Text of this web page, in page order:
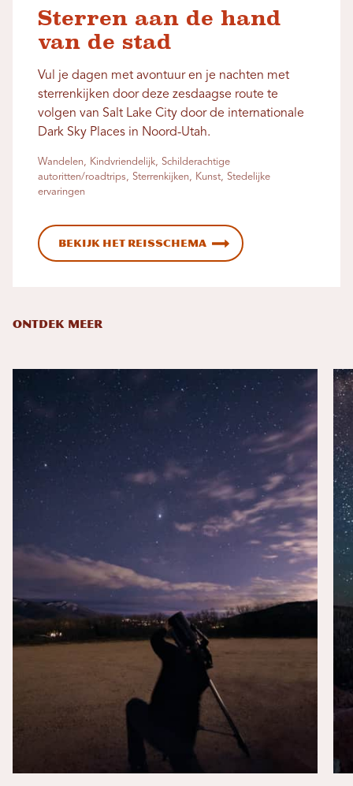
Sterren aan de hand
van de stad
Vul je dagen met avontuur en je nachten met
sterrenkijken door deze zesdaagse route te
volgen van Salt Lake City door de internationale
Dark Sky Places in Noord-Utah.
Wandelen, Kindvriendelijk, Schilderachtige
autoritten/roadtrips, Sterrenkijken, Kunst, Stedelijke
ervaringen
Bekijk het reisschema
ONTDEK MEER